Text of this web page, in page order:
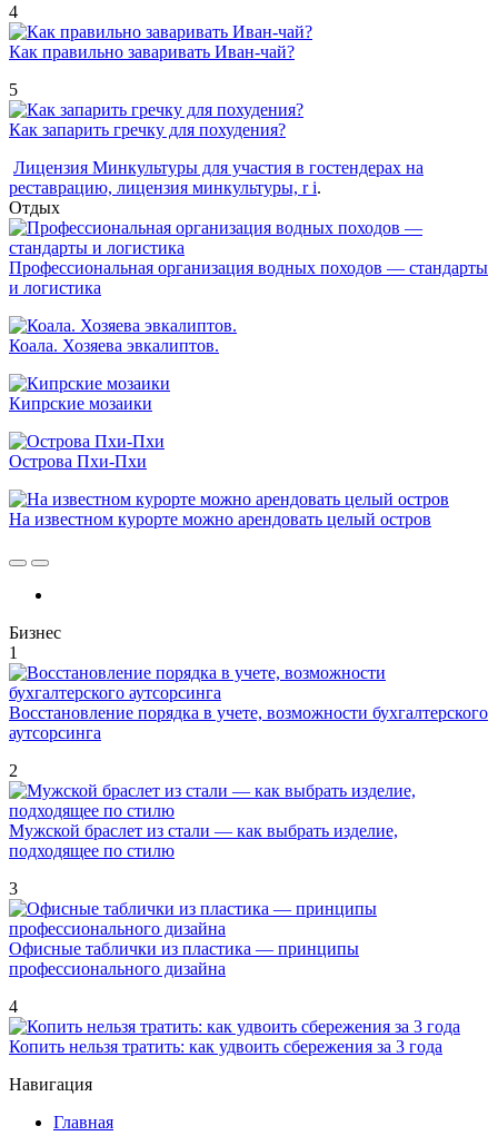
4
Как правильно заваривать Иван-чай?
5
Как запарить гречку для похудения?
Лицензия Минкультуры для участия в гостендерах на
реставрацию, лицензия минкультуры, r i.
Отдых
Профессиональная организация водных походов — стандарты
и логистика
Коала. Хозяева эвкалиптов.
Кипрские мозаики
Острова Пхи-Пхи
На известном курорте можно арендовать целый остров
Бизнес
1
Восстановление порядка в учете, возможности бухгалтерского
аутсорсинга
2
Мужской браслет из стали — как выбрать изделие,
подходящее по стилю
3
Офисные таблички из пластика — принципы
профессионального дизайна
4
Копить нельзя тратить: как удвоить сбережения за 3 года
Навигация
Главная